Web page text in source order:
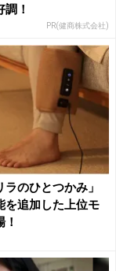
！
PR(健商株式会社)
のひとつかみ」
を追加した上位モ